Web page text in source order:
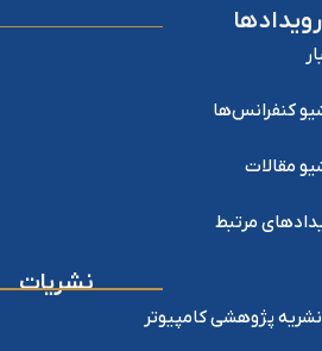
رویدادها
کنفرانس‌ها
مقالات
مرتبط
نشریات
نشریه پژوهشی کامپیوتر